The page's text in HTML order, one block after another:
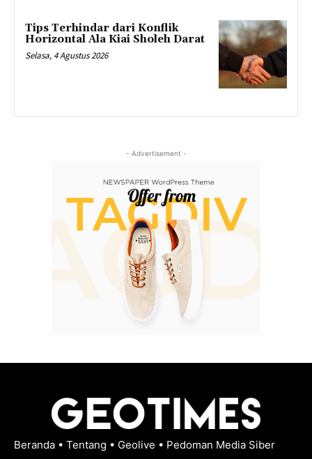
Tips Terhindar dari Konflik
Horizontal Ala Kiai Sholeh Darat
Selasa, 4 Agustus 2026
- Advertisement -
Beranda • Tentang • Geolive • Pedoman Media Siber